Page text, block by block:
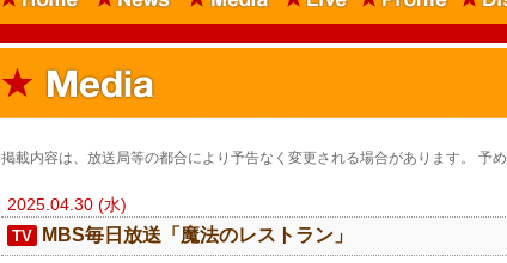
掲載内容は、放送局等の都合により予告なく変更される場合があります。 予め
2025.04.30 (水)
TV MBS毎日放送「魔法のレストラン」